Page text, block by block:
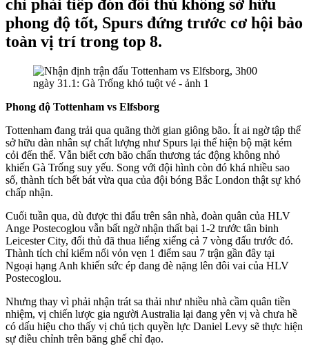
chỉ phải tiếp đón đối thủ không sở hữu
phong độ tốt, Spurs đứng trước cơ hội bảo
toàn vị trí trong top 8.
Phong độ Tottenham vs Elfsborg
Tottenham đang trải qua quãng thời gian giông bão. Ít ai ngờ tập thể
sở hữu dàn nhân sự chất lượng như Spurs lại thể hiện bộ mặt kém
cỏi đến thế. Vẫn biết cơn bão chấn thương tác động không nhỏ
khiến Gà Trống suy yếu. Song với đội hình còn đó khá nhiều sao
số, thành tích bết bát vừa qua của đội bóng Bắc London thật sự khó
chấp nhận.
Cuối tuần qua, dù được thi đấu trên sân nhà, đoàn quân của HLV
Ange Postecoglou vẫn bất ngờ nhận thất bại 1-2 trước tân binh
Leicester City, đối thủ đã thua liểng xiểng cả 7 vòng đấu trước đó.
Thành tích chỉ kiếm nổi vỏn vẹn 1 điểm sau 7 trận gần đây tại
Ngoại hạng Anh khiến sức ép đang đè nặng lên đôi vai của HLV
Postecoglou.
Nhưng thay vì phải nhận trát sa thải như nhiều nhà cầm quân tiền
nhiệm, vị chiến lược gia người Australia lại đang yên vị và chưa hề
có dấu hiệu cho thấy vị chủ tịch quyền lực Daniel Levy sẽ thực hiện
sự điều chỉnh trên băng ghế chỉ đạo.